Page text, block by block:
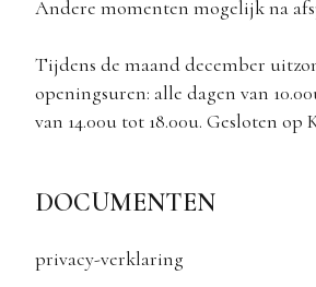
Andere momenten mogelijk na
Tijdens de maand december
openingsuren: alle dagen van
van 14.00u tot 18.00u. Gesloten op
DOCUMENTEN
privacy-verklaring